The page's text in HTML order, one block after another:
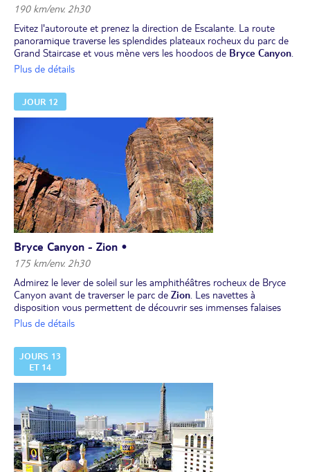
190 km/env. 2h30
Evitez l'autoroute et prenez la direction de Escalante. La route
panoramique traverse les splendides plateaux rocheux du parc de
Grand Staircase et vous mène vers les hoodoos de Bryce Canyon
Ces milliers de tourelles multicolores créées par l’érosion forment
Plus de détails
JOUR 12
Bryce Canyon - Zion •
175 km/env. 2h30
Admirez le lever de soleil sur les amphithéâtres rocheux de Bryce
Canyon avant de traverser le parc de Zion . Les navettes à
disposition vous permettent de découvrir ses immenses falaises
multicolores.
Plus de détails
JOURS 13
ET 14